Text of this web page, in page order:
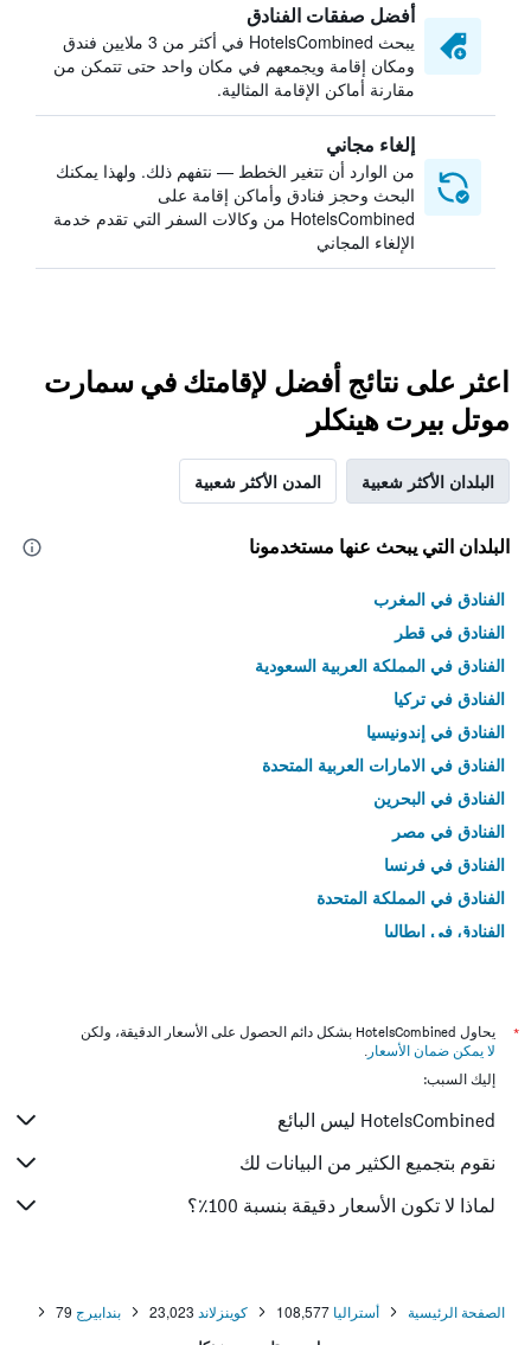
أفضل صفقات الفنادق
يبحث HotelsCombined في أكثر من 3 ملايين فندق
ومكان إقامة ويجمعهم في مكان واحد حتى تتمكن من
مقارنة أماكن الإقامة المثالية.
إلغاء مجاني
من الوارد أن تتغير الخطط — نتفهم ذلك. ولهذا يمكنك
البحث وحجز فنادق وأماكن إقامة على
HotelsCombined من وكالات السفر التي تقدم خدمة
الإلغاء المجاني
اعثر على نتائج أفضل لإقامتك في سمارت
موتل بيرت هينكلر
البلدان الأكثر شعبية المدن الأكثر شعبية
البلدان التي يبحث عنها مستخدمونا
الفنادق في المغرب
الفنادق في قطر
الفنادق في المملكة العربية السعودية
الفنادق في تركيا
الفنادق في إندونيسيا
الفنادق في الامارات العربية المتحدة
الفنادق في البحرين
الفنادق في مصر
الفنادق في فرنسا
الفنادق في المملكة المتحدة
الفنادق في إيطاليا
*
يحاول HotelsCombined بشكل دائم الحصول على الأسعار الدقيقة، ولكن
لا يمكن ضمان الأسعار .
إليك السبب:
HotelsCombined ليس البائع
نقوم بتجميع الكثير من البيانات لك
لماذا لا تكون الأسعار دقيقة بنسبة 100٪؟
الصفحة الرئيسية أستراليا 108,577 كوينزلاند 23,023 بندابيرج 79